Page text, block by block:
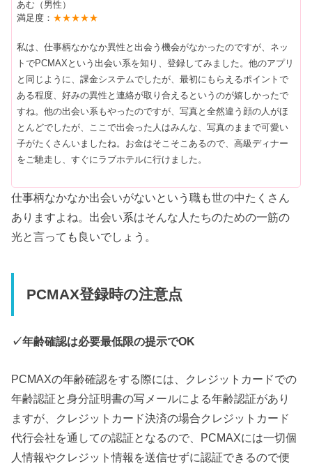
あむ（男性）
満足度： ★★★★★
私は、仕事柄なかなか異性と出会う機会がなかったのですが、ネッ
トでPCMAXという出会い系を知り、登録してみました。他のアプリ
と同じように、課金システムでしたが、最初にもらえるポイントで
ある程度、好みの異性と連絡が取り合えるというのが嬉しかったで
すね。他の出会い系もやったのですが、写真と全然違う顔の人がほ
とんどでしたが、ここで出会った人はみんな、写真のままで可愛い
子がたくさんいましたね。お金はそこそこあるので、高級ディナー
をご馳走し、すぐにラブホテルに行けました。
仕事柄なかなか出会いがないという職も世の中たくさん
ありますよね。出会い系はそんな人たちのための一筋の
光と言っても良いでしょう。
PCMAX登録時の注意点
✓年齢確認は必要最低限の提示でOK
PCMAXの年齢確認をする際には、クレジットカードでの
年齢認証と身分証明書の写メールによる年齢認証があり
ますが、クレジットカード決済の場合クレジットカード
代行会社を通しての認証となるので、PCMAXには一切個
人情報やクレジット情報を送信せずに認証できるので便